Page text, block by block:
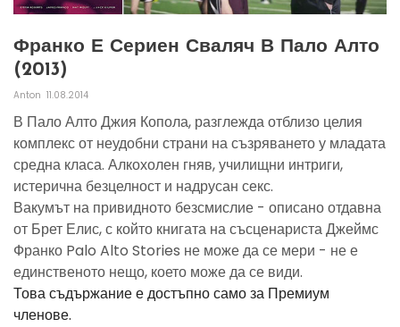
Франко Е Сериен Сваляч В Пало Алто
(2013)
Anton 11.08.2014
В Пало Алто Джия Копола, разглежда отблизо целия
комплекс от неудобни страни на съзряването у младата
средна класа. Алкохолен гняв, училищни интриги,
истерична безцелност и надрусан секс.
Вакумът на привидното безсмислие - описано отдавна
от Брет Елис, с който книгата на съсценариста Джеймс
Франко Palo Alto Stories не може да се мери - не е
единственото нещо, което може да се види.
Това съдържание е достъпно само за Премиум
членове.